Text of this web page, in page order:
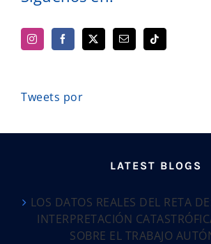
Tweets por
LATEST BLOGS
LOS DATOS REALES DEL RETA
INTERPRETACIÓN
SOBRE EL TRABAJO